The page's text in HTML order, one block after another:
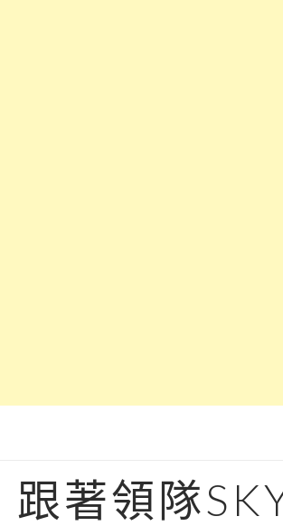
跟著領隊